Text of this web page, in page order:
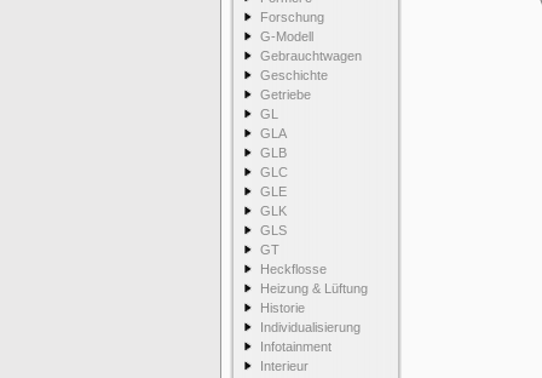
Forschung
G-Modell
Gebrauchtwagen
Geschichte
Getriebe
GL
GLA
GLB
GLC
GLE
GLK
GLS
GT
Heckflosse
Heizung & Lüftung
Historie
Individualisierung
Infotainment
Interieur